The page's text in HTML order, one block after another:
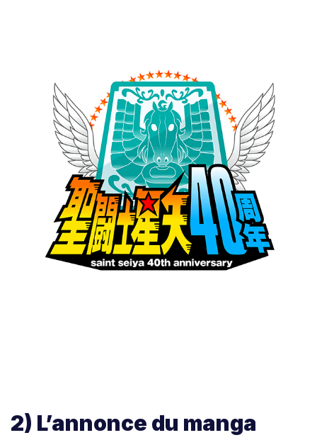
2) L’annonce du manga